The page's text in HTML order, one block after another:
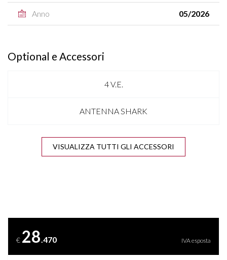
Anno 05/2026
Optional e Accessori
4 V.E.
ANTENNA SHARK
APPLE CARPLAY & ANDROID AUTO
BRACCIOLO
CAMBIO AUTOMATICO/SEQUENZIALE
VISUALIZZA TUTTI GLI ACCESSORI
€ 28.470 IVA esposta